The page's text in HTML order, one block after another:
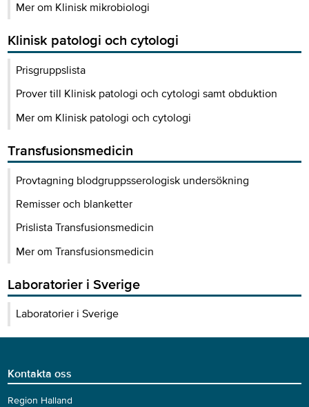
Mer om Klinisk mikrobiologi
Klinisk patologi och cytologi
Prisgruppslista
Prover till Klinisk patologi och cytologi samt obduktion
Mer om Klinisk patologi och cytologi
Transfusionsmedicin
Provtagning blodgruppsserologisk undersökning
Remisser och blanketter
Prislista Transfusionsmedicin
Mer om Transfusionsmedicin
Laboratorier i Sverige
Laboratorier i Sverige
Kontakta oss
Region Halland